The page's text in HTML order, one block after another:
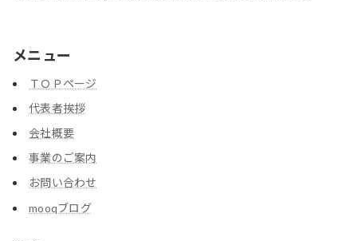
メニュー
ＴＯＰページ
代表者挨拶
会社概要
事業のご案内
お問い合わせ
mooqブログ